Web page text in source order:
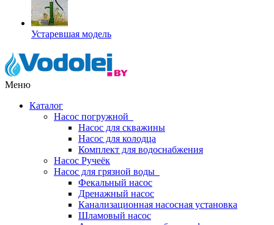
Устаревшая модель
Меню
Каталог
Насос погружной
Насос для скважины
Насос для колодца
Комплект для водоснабжения
Насос Ручеёк
Насос для грязной воды
Фекальный насос
Дренажный насос
Канализационная насосная установка
Шламовый насос